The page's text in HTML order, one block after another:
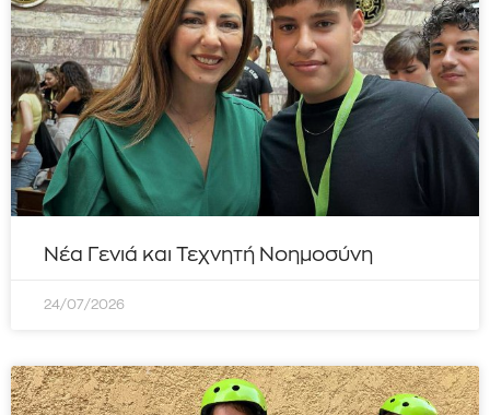
Νέα Γενιά και Τεχνητή Νοημοσύνη
24/07/2026